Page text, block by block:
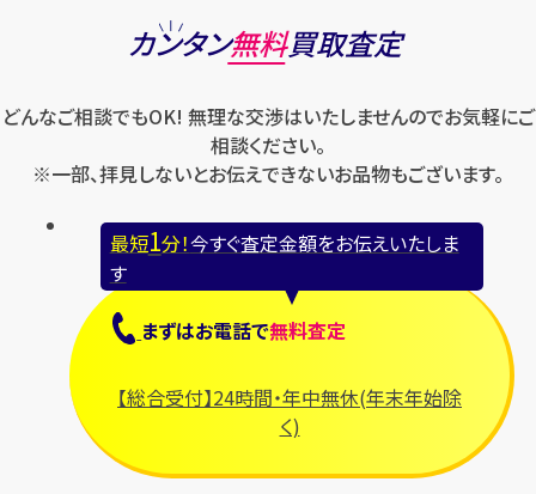
カンタン無料買取査定
どんなご相談でもOK! 無理な交渉はいたしませんのでお気軽にご
相談ください。
※一部、拝見しないとお伝えできないお品物もございます。
最短1分！今すぐ査定金額をお伝えいたしま
す
まずはお電話で無料査定
【総合受付】24時間・年中無休(年末年始除
く)